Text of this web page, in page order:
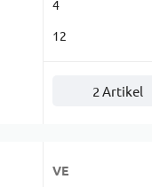
4
12
2 Artikel
VE